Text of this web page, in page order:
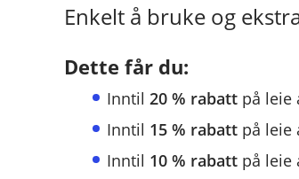
Enkelt å bruke og
Dette får du:
Inntil 20 % rabatt på leie
Inntil 15 % rabatt på leie
Inntil 10 % rabatt på leie